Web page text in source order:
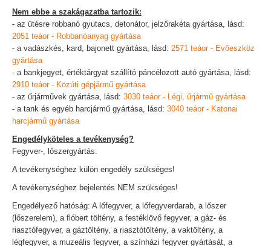
Nem ebbe a szakágazatba tartozik:
- az ütésre robbanó gyutacs, detonátor, jelzőrakéta gyártása, lásd:
2051 teáor - Robbanóanyag gyártása
- a vadászkés, kard, bajonett gyártása, lásd: 2571 teáor - Evőeszköz
gyártása
- a bankjegyet, értéktárgyat szállító páncélozott autó gyártása, lásd:
2910 teáor - Közúti gépjármű gyártása
- az űrjárművek gyártása, lásd: 3030 teáor - Légi, űrjármű gyártása
- a tank és egyéb harcjármű gyártása, lásd: 3040 teáor - Katonai
harcjármű gyártása
Engedélyköteles a tevékenység?
Fegyver-, lőszergyártás.
A tevékenységhez külön engedély szükséges!
A tevékenységhez bejelentés NEM szükséges!
Engedélyező hatóság: A lőfegyver, a lőfegyverdarab, a lőszer
(lőszerelem), a flóbert töltény, a festéklövő fegyver, a gáz- és
riasztófegyver, a gáztöltény, a riasztótöltény, a vaktöltény, a
légfegyver, a muzeális fegyver, a színházi fegyver gyártását, a